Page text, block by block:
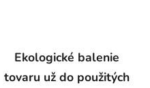
Ekologické balenie
tovaru už do použitých